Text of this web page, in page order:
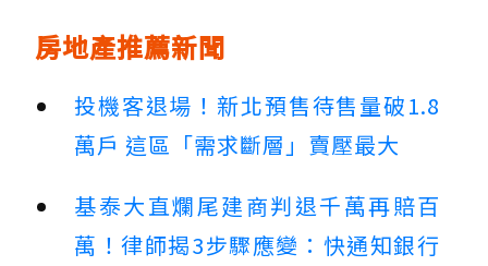
房地產推薦新聞
投機客退場！新北預售待售量破1.8
萬戶 這區「需求斷層」賣壓最大
基泰大直爛尾建商判退千萬再賠百
萬！律師揭3步驟應變：快通知銀行